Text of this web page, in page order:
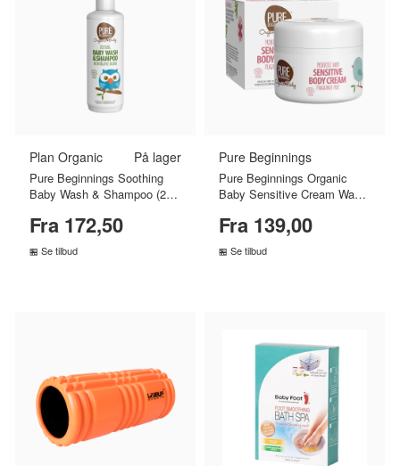
Plan Organic På lager
Pure Beginnings Soothing
Baby Wash & Shampoo (250
Fra 172,50
Se tilbud
Pure Beginnings
Pure Beginnings Organic
Baby Sensitive Cream Wash
Fra 139,00
Se tilbud